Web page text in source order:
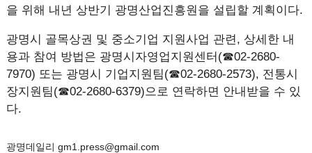
을 위해 내년 상반기 광명산업진흥원을 설립할 계획이다.
광명시 골목상권 및 중소기업 지원사업 관련, 상세한 내
용과 참여 방법은 광명시자영업지원센터(☎02-2680-
7970) 또는 광명시 기업지원팀(☎02-2680-2573), 전통시
장지원팀(☎02-2680-6379)으로 연락하면 안내받을 수 있
다.
광명데일리 gm1.press@gmail.com